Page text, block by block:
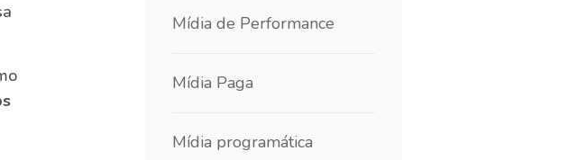
Mídia de Performance
Mídia Paga
Mídia programática